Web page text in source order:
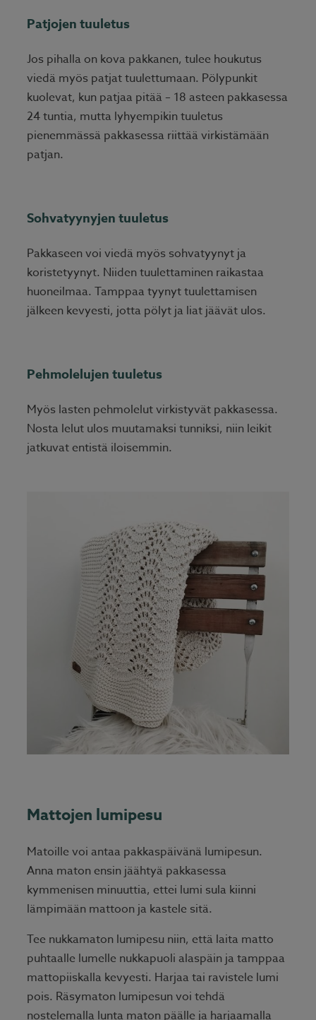
Patjojen tuuletus
Jos pihalla on kova pakkanen, tulee houkutus
viedä myös patjat tuulettumaan. Pölypunkit
kuolevat, kun patjaa pitää – 18 asteen pakkasessa
24 tuntia, mutta lyhyempikin tuuletus
pienemmässä pakkasessa riittää virkistämään
patjan.
Sohvatyynyjen tuuletus
Pakkaseen voi viedä myös sohvatyynyt ja
koristetyynyt. Niiden tuulettaminen raikastaa
huoneilmaa. Tamppaa tyynyt tuulettamisen
jälkeen kevyesti, jotta pölyt ja liat jäävät ulos.
Pehmolelujen tuuletus
Myös lasten pehmolelut virkistyvät pakkasessa.
Nosta lelut ulos muutamaksi tunniksi, niin leikit
jatkuvat entistä iloisemmin.
Mattojen lumipesu
Matoille voi antaa pakkaspäivänä lumipesun.
Anna maton ensin jäähtyä pakkasessa
kymmenisen minuuttia, ettei lumi sula kiinni
lämpimään mattoon ja kastele sitä.
Tee nukkamaton lumipesu niin, että laita matto
puhtaalle lumelle nukkapuoli alaspäin ja tamppaa
mattopiiskalla kevyesti. Harjaa tai ravistele lumi
pois. Räsymaton lumipesun voi tehdä
nostelemalla lunta maton päälle ja harjaamalla